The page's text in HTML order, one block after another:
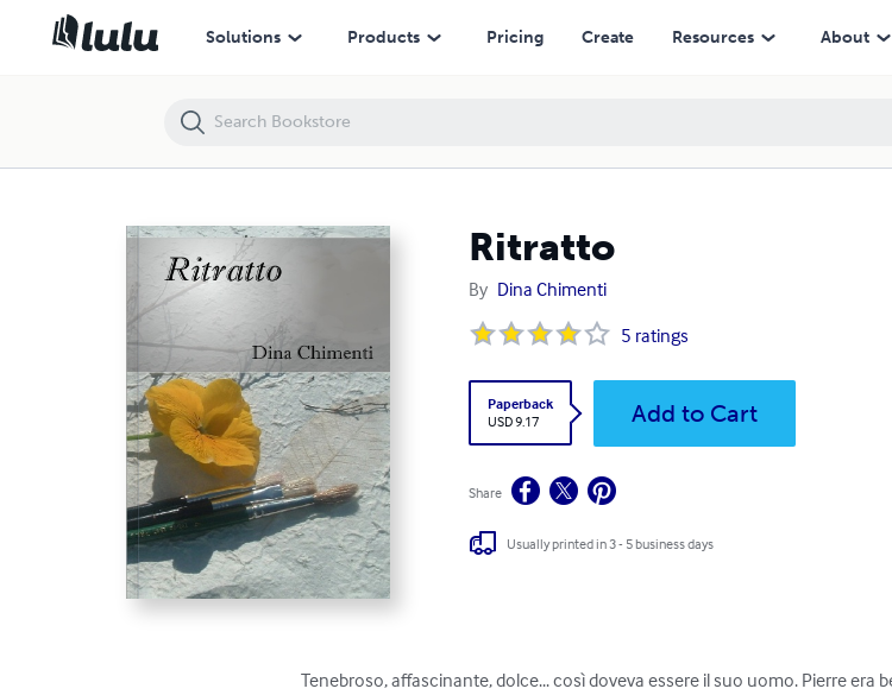
Solutions Products Pricing Create Resources About
Ritratto
By Dina Chimenti
5 ratings
Paperback
USD 9.17
Add to Cart
Share
Usually printed in 3 - 5 business days
Tenebroso, affascinante, dolce... così doveva essere il suo uomo. Pierre